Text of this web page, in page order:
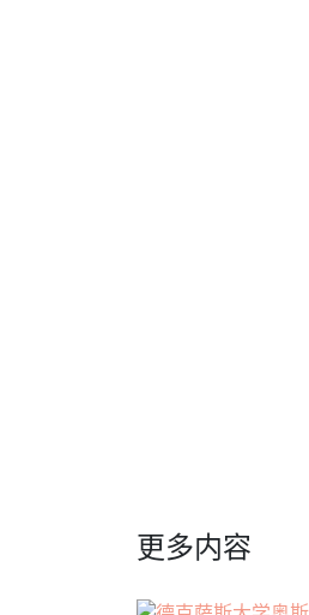
更多内容